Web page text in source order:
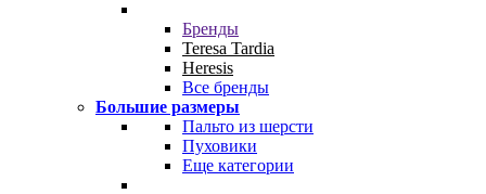
Бренды
Teresa Tardia
Heresis
Все бренды
Большие размеры
Пальто из шерсти
Пуховики
Еще категории